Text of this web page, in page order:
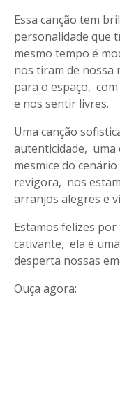
Essa canção tem
personalidade que
mesmo tempo é
nos tiram de nossa
para o espaço,
e nos sentir livres.
Uma canção
autenticidade, uma
mesmice do
revigora, nos
arranjos alegres e
Estamos felizes
cativante, ela é
desperta nossas
Ouça agora: